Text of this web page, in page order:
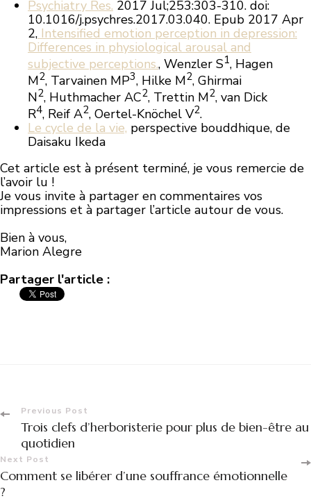
Psychiatry Res. 2017 Jul;253:303-310. doi:
10.1016/j.psychres.2017.03.040. Epub 2017 Apr
2, Intensified emotion perception in depression:
Differences in physiological arousal and
subjective perceptions., Wenzler S1, Hagen
M2, Tarvainen MP3, Hilke M2, Ghirmai
N2, Huthmacher AC2, Trettin M2, van Dick
R4, Reif A2, Oertel-Knöchel V2.
Le cycle de la vie, perspective bouddhique, de
Daisaku Ikeda
Cet article est à présent terminé, je vous remercie de
l’avoir lu !
Je vous invite à partager en commentaires vos
impressions et à partager l’article autour de vous.
Bien à vous,
Marion Alegre
Partager l'article :
Post
Navigation
Previous Post
Trois clefs d’herboristerie pour plus de bien-être au
quotidien
Next Post
Comment se libérer d’une souffrance émotionnelle
?